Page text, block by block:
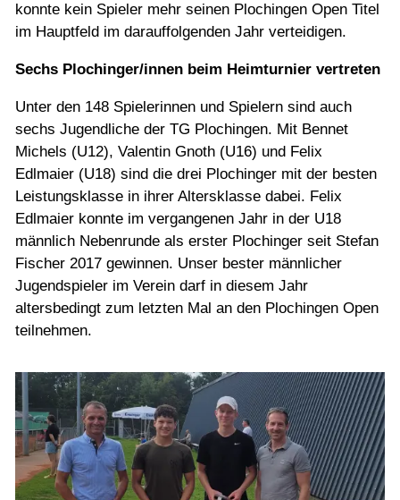
konnte kein Spieler mehr seinen Plochingen Open Titel
im Hauptfeld im darauffolgenden Jahr verteidigen.
Sechs Plochinger/innen beim Heimturnier vertreten
Unter den 148 Spielerinnen und Spielern sind auch
sechs Jugendliche der TG Plochingen. Mit Bennet
Michels (U12), Valentin Gnoth (U16) und Felix
Edlmaier (U18) sind die drei Plochinger mit der besten
Leistungsklasse in ihrer Altersklasse dabei. Felix
Edlmaier konnte im vergangenen Jahr in der U18
männlich Nebenrunde als erster Plochinger seit Stefan
Fischer 2017 gewinnen. Unser bester männlicher
Jugendspieler im Verein darf in diesem Jahr
altersbedingt zum letzten Mal an den Plochingen Open
teilnehmen.